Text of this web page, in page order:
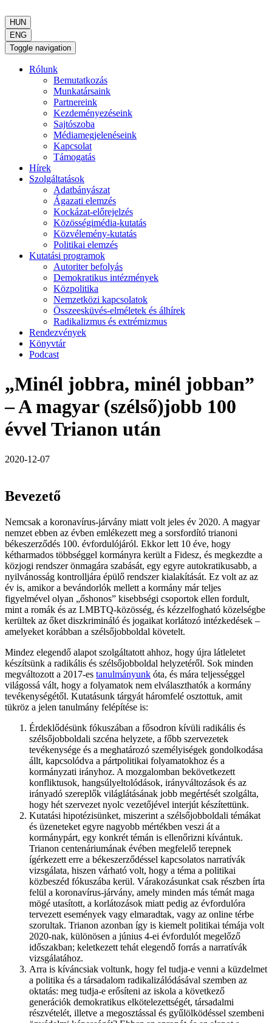
HUN
ENG
Toggle navigation
Rólunk
Bemutatkozás
Munkatársaink
Partnereink
Kezdeményezéseink
Sajtószoba
Médiamegjelenéseink
Kapcsolat
Támogatás
Hírek
Szolgáltatások
Adatbányászat
Ágazati elemzés
Kockázat-előrejelzés
Közösségimédia-kutatás
Közvélemény-kutatás
Politikai elemzés
Kutatási programok
Autoriter befolyás
Demokratikus intézmények
Közpolitika
Nemzetközi kapcsolatok
Összeesküvés-elméletek és álhírek
Radikalizmus és extrémizmus
Rendezvények
Könyvtár
Podcast
„Minél jobbra, minél jobban”
– A magyar (szélső)jobb 100
évvel Trianon után
2020-12-07
Bevezető
Nemcsak a koronavírus-járvány miatt volt jeles év 2020. A magyar
nemzet ebben az évben emlékezett meg a sorsfordító trianoni
békeszerződés 100. évfordulójáról. Ekkor lett 10 éve, hogy
kétharmados többséggel kormányra került a Fidesz, és megkezdte a
közjogi rendszer önmagára szabását, egy egyre autokratikusabb, a
nyilvánosság kontrolljára épülő rendszer kialakítását. Ez volt az az
év is, amikor a bevándorlók mellett a kormány már teljes
figyelmével olyan „őshonos” kisebbségi csoportok ellen fordult,
mint a romák és az LMBTQ-közösség, és kézzelfogható közelségbe
kerültek az őket diszkrimináló és jogaikat korlátozó intézkedések –
amelyeket korábban a szélsőjobboldal követelt.
Mindez elegendő alapot szolgáltatott ahhoz, hogy újra látleletet
készítsünk a radikális és szélsőjobboldal helyzetéről. Sok minden
megváltozott a 2017-es tanulmányunk óta, és mára teljességgel
világossá vált, hogy a folyamatok nem elválaszthatók a kormány
tevékenységétől. Kutatásunk tárgyát háromfelé osztottuk, amit
tükröz a jelen tanulmány felépítése is:
Érdeklődésünk fókuszában a fősodron kívüli radikális és
szélsőjobboldali szcéna helyzete, a főbb szervezetek
tevékenysége és a meghatározó személyiségek gondolkodása
állt, kapcsolódva a pártpolitikai folyamatokhoz és a
kormányzati irányhoz. A mozgalomban bekövetkezett
konfliktusok, hangsúlyeltolódások, irányváltozások és az
irányadó szereplők világlátásának jobb megértését szolgálta,
hogy hét szervezet nyolc vezetőjével interjút készítettünk.
Kutatási hipotézisünket, miszerint a szélsőjobboldali témákat
és üzeneteket egyre nagyobb mértékben veszi át a
kormánypárt, egy konkrét témán is ellenőrizni kívántuk.
Trianon centenáriumának évében megfelelő terepnek
ígérkezett erre a békeszerződéssel kapcsolatos narratívák
vizsgálata, hiszen várható volt, hogy a téma a politikai
közbeszéd fókuszába kerül. Várakozásunkat csak részben írta
felül a koronavírus-járvány, amely minden más témát maga
mögé utasított, a korlátozások miatt pedig az évfordulóra
tervezett események vagy elmaradtak, vagy az online térbe
szorultak. Trianon azonban így is kiemelt politikai témája volt
2020-nak, különösen a június 4-ei évfordulót megelőző
időszakban; keletkezett tehát elegendő forrás a narratívák
vizsgálatához.
Arra is kíváncsiak voltunk, hogy fel tudja-e venni a küzdelmet
a politika és a társadalom radikalizálódásával szemben az
oktatás: meg tudja-e erősíteni az iskola a következő
generációk demokratikus elkötelezettségét, társadalmi
részvételét, illetve a megosztással és gyűlölködéssel szembeni